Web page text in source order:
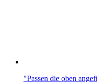
"Passen die oben